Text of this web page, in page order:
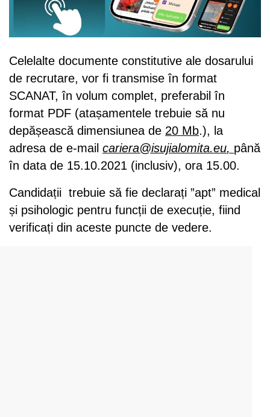
Celelalte documente constitutive ale dosarului
de recrutare, vor fi transmise în format
SCANAT, în volum complet, preferabil în
format PDF (atașamentele trebuie să nu
depășească dimensiunea de 20 Mb.), la
adresa de e-mail cariera@isujialomita.eu, până
în data de 15.10.2021 (inclusiv), ora 15.00.
Candidații trebuie să fie declarați ”apt” medical
și psihologic pentru funcții de execuție, fiind
verificați din aceste puncte de vedere.